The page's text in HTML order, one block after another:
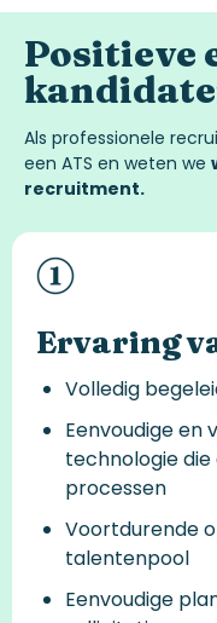
Positieve
Als professionele
een ATS en weten we
recruitment.
Ervaring
Volledig
Eenvoudige en
technologie die
processen
Voortdurende
talentenpool
Eenvoudige